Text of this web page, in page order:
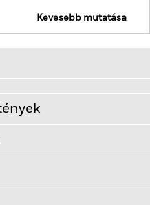
Kevesebb mutatása
kapcsolódó értékpapírok
mozgások. A további
gazdasági hírek, a
társasági események
osztály fizethet
számolhat el. Ez
teszi lehetővé, de
értékét, és hatással lehet